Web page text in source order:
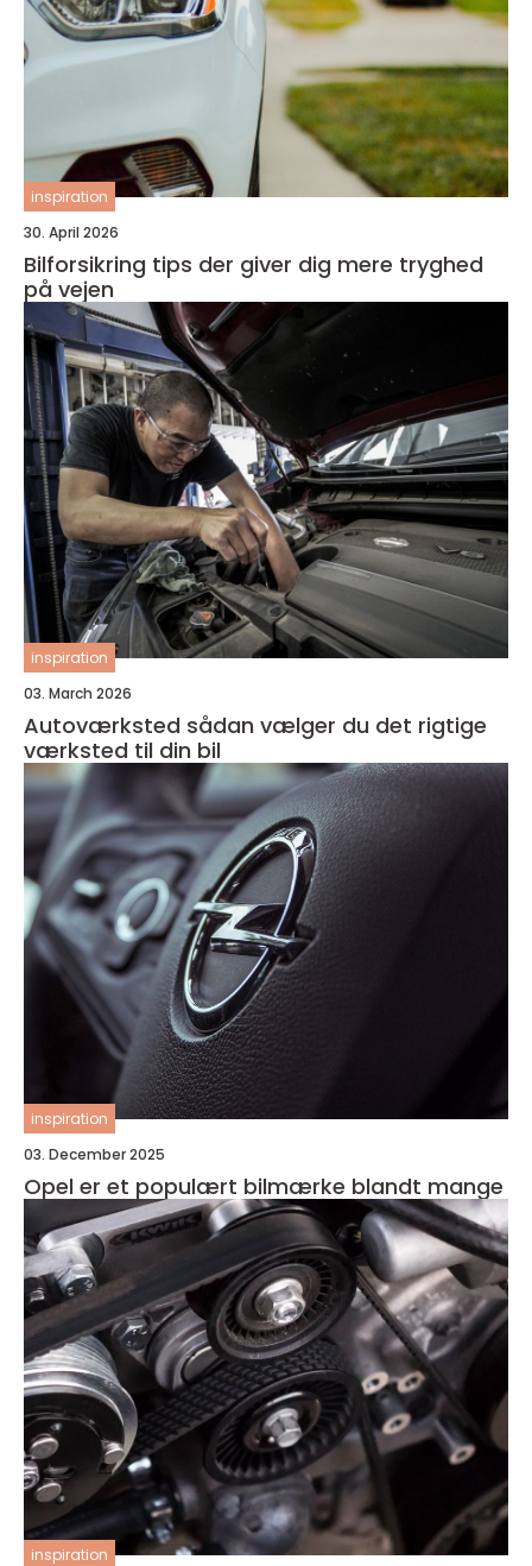
inspiration
30. April 2026
Bilforsikring tips der giver dig mere tryghed
på vejen
inspiration
03. March 2026
Autoværksted sådan vælger du det rigtige
værksted til din bil
inspiration
03. December 2025
Opel er et populært bilmærke blandt mange
inspiration